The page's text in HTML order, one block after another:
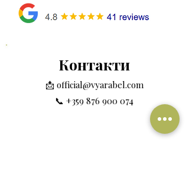
Контакти
📩 official@vyarabel.com
📞 +359 876 900 074